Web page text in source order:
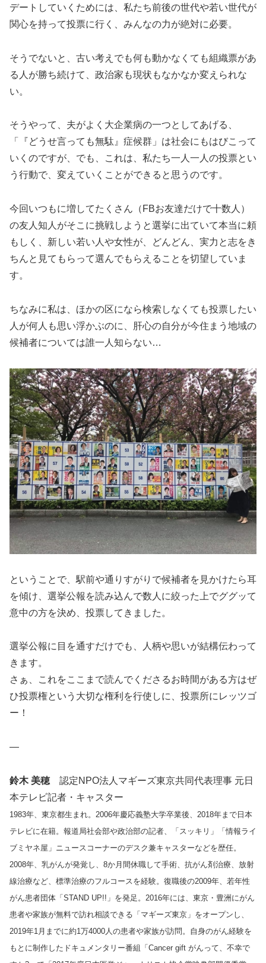
デートしていくためには、私たち前後の世代や若い世代が
関心を持って投票に行く、みんなの力が絶対に必要。
そうでないと、古い考えでも何も動かなくても組織票があ
る人が勝ち続けて、政治家も現状もなかなか変えられな
い。
そうやって、夫がよく大企業病の一つとしてあげる、
「『どうせ言っても無駄』症候群」は社会にもはびこって
いくのですが、でも、これは、私たち一人一人の投票とい
う行動で、変えていくことができると思うのです。
今回いつもに増してたくさん（FBお友達だけで十数人）
の友人知人がそこに挑戦しようと選挙に出ていて本当に頼
もしく、新しい若い人や女性が、どんどん、実力と志をき
ちんと見てもらって選んでもらえることを切望していま
す。
ちなみに私は、ほかの区になら検索しなくても投票したい
人が何人も思い浮かぶのに、肝心の自分が今住まう地域の
候補者については誰一人知らない…
ということで、駅前や通りすがりで候補者を見かけたら耳
を傾け、選挙公報を読み込んで数人に絞った上でググッて
意中の方を決め、投票してきました。
選挙公報に目を通すだけでも、人柄や思いが結構伝わって
きます。
さぁ、これをここまで読んでくださるお時間がある方はぜ
ひ投票権という大切な権利を行使しに、投票所にレッツゴ
ー！
—
鈴木 美穂 認定NPO法人マギーズ東京共同代表理事 元日
本テレビ記者・キャスター
1983年、東京都生まれ。2006年慶応義塾大学卒業後、2018年まで日本
テレビに在籍。報道局社会部や政治部の記者、「スッキリ」「情報ライ
ブミヤネ屋」ニュースコーナーのデスク兼キャスターなどを歴任。
2008年、乳がんが発覚し、8か月間休職して手術、抗がん剤治療、放射
線治療など、標準治療のフルコースを経験。復職後の2009年、若年性
がん患者団体「STAND UP!!」を発足。2016年には、東京・豊洲にがん
患者や家族が無料で訪れ相談できる「マギーズ東京」をオープンし、
2019年1月までに約1万4000人の患者や家族が訪問。自身のがん経験を
もとに制作したドキュメンタリー番組「Cancer gift がんって、不幸で